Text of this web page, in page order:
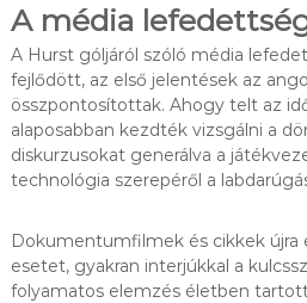
A média
A Hurst góljáról szóló média
fejlődött, az első jelentések az
összpontosítottak. Ahogy telt az
alaposabban kezdték vizsgálni a
diskurzusokat generálva a
technológia szerepéről a
Dokumentumfilmek és cikkek újra
esetet, gyakran interjúkkal a
folyamatos elemzés életben